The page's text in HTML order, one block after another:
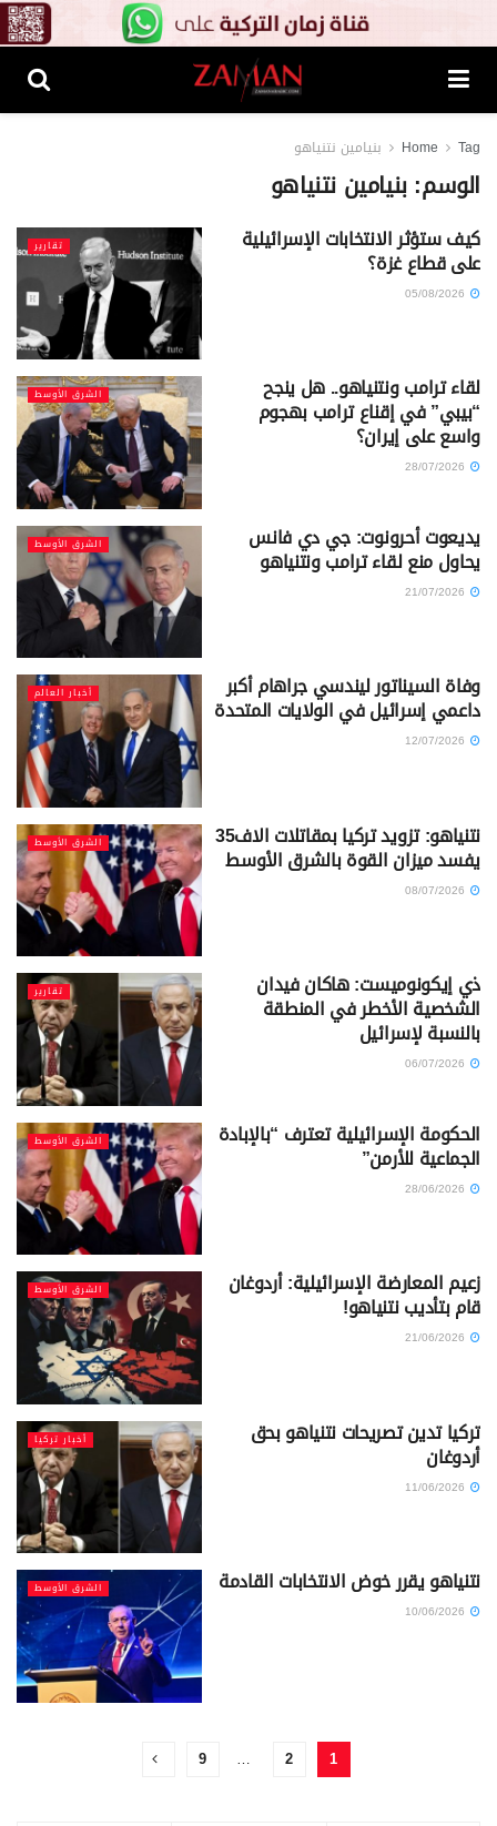
Home Tag بنيامين نتنياهو
الوسم:بنيامين نتنياهو
تقارير كيف ستؤثر الانتخابات الإسرائيلية
على قطاع غزة؟
الشرق الأوسط لقاء ترامب ونتنياهو.. هل ينجح
“بيبي” في إقناع ترامب بهجوم
واسع على إيران؟
الشرق الأوسط يديعوت أحرونوت: جي دي فانس
يحاول منع لقاء ترامب ونتنياهو
أخبار العالم وفاة السيناتور ليندسي جراهام أكبر
داعمي إسرائيل في الولايات المتحدة
الشرق الأوسط نتنياهو: تزويد تركيا بمقاتلات الاف35
يفسد ميزان القوة بالشرق الأوسط
تقارير ذي إيكونوميست: هاكان فيدان
الشخصية الأخطر في المنطقة
بالنسبة لإسرائيل
الشرق الأوسط الحكومة الإسرائيلية تعترف “بالإبادة
الجماعية للأرمن”
الشرق الأوسط زعيم المعارضة الإسرائيلية: أردوغان
قام بتأديب نتنياهو!
أخبار تركيا تركيا تدين تصريحات نتنياهو بحق
أردوغان
الشرق الأوسط نتنياهو يقرر خوض الانتخابات القادمة
1
2
…
9